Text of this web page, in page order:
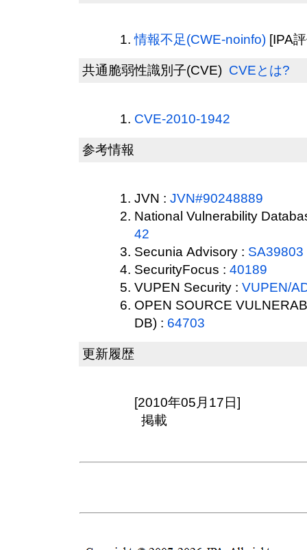
情報不足(CWE-noinfo) [IPA
共通脆弱性識別子(CVE) CVEとは?
CVE-2010-1942
参考情報
JVN : JVN#90248889
National Vulnerability
42
Secunia Advisory : SA39803
SecurityFocus : 40189
VUPEN Security : VUPEN/
OPEN SOURCE
DB) : 64703
更新履歴
[2010年05月17日]
掲載